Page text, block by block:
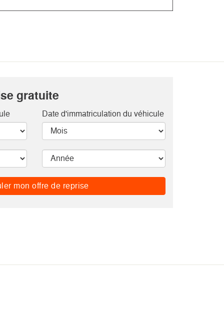
gratuite
Date d'immatriculation du véhicule
mon offre de reprise